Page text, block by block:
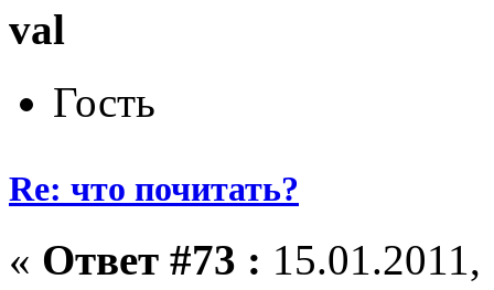
val
Гость
Re: что почитать?
« Ответ #73 :